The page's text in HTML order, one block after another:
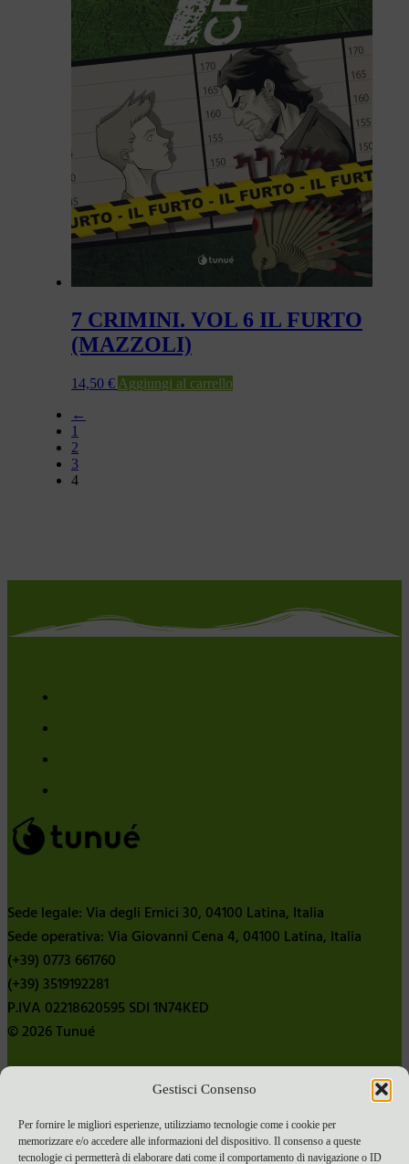
Gestisci Consenso
Per fornire le migliori esperienze, utilizziamo tecnologie come i cookie per
memorizzare e/o accedere alle informazioni del dispositivo. Il consenso a queste
tecnologie ci permetterà di elaborare dati come il comportamento di navigazione o ID
7 CRIMINI. VOL 6 IL FURTO
(MAZZOLI)
14,50 € Aggiungi al carrello
←
1
2
3
4
Sede legale: Via degli Ernici 30, 04100 Latina, Italia
Sede operativa: Via Giovanni Cena 4, 04100 Latina, Italia
(+39) 0773 661760
(+39) 3519192281
P.IVA 02218620595 SDI 1N74KED
© 2026 Tunué
Contatti
Pubblica con noi